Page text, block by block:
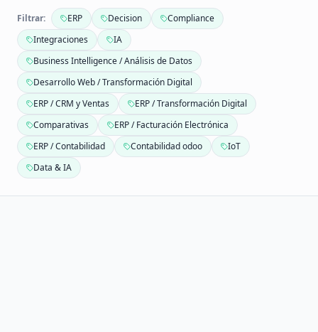
Filtrar: ERP Decision
Compliance
Integraciones
IA
Business Intelligence / Análisis de Datos
Desarrollo Web / Transformación Digital
ERP / CRM y Ventas
ERP / Transformación Digital
Comparativas
ERP / Facturación Electrónica
ERP / Contabilidad
Contabilidad odoo
IoT
Data & IA